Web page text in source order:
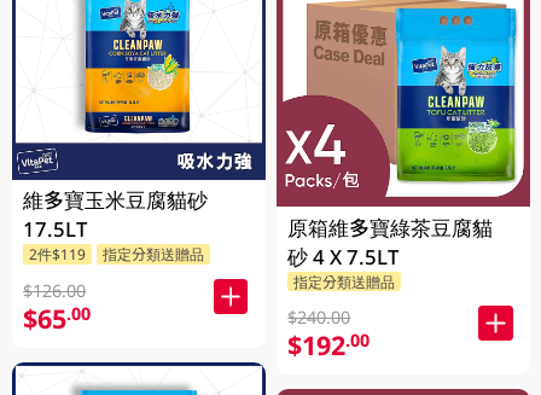
維多寶玉米豆腐貓砂
17.5LT
2件$119 指定分類送贈品
$126.00
$65.00
原箱維多寶綠茶豆腐貓
砂 4 X 7.5LT
指定分類送贈品
$240.00
$192.00